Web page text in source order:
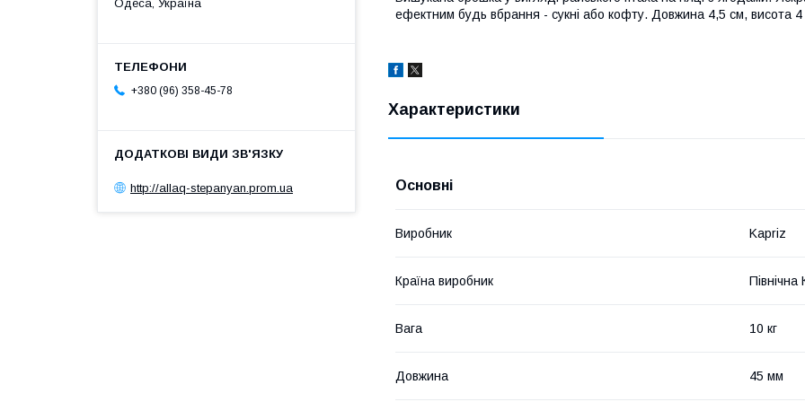
ефектним будь вбрання - сукні або кофту. Довжина 4,5 см, висота
Характеристики
Основні
Виробник Kapriz
Країна виробник Північна
Вага 10 кг
Довжина 45 мм
Одеса, Україна
+380 (96) 358-45-78
http://allaq-stepanyan.prom.ua